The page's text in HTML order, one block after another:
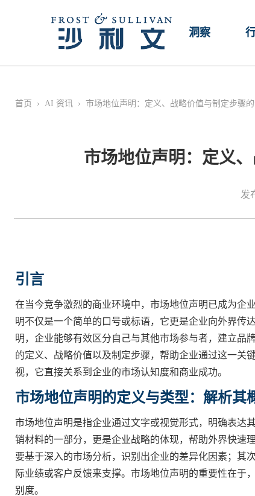
洞察
首页 › AI 资讯 › 市场地位声明：定义、战略价值与制定步骤
市场地位声明：定义
发
引言
在当今竞争激烈的商业环境中，市场地位声明已成为企
明不仅是一个简单的口号或标语，它更是企业向外界传
明，企业能够有效区分自己与其他市场参与者，建立品
的定义、战略价值以及制定步骤，帮助企业通过这一关
视，它直接关系到企业的市场认知度和商业成功。
市场地位声明的定义与类型：解析其
市场地位声明是指企业通过文字或视觉形式，明确表达
销材料的一部分，更是企业战略的体现，帮助外界快速
要基于深入的市场分析，识别出企业的差异化因素；其
际业绩或客户反馈来支撑。市场地位声明的重要性在于
别度。